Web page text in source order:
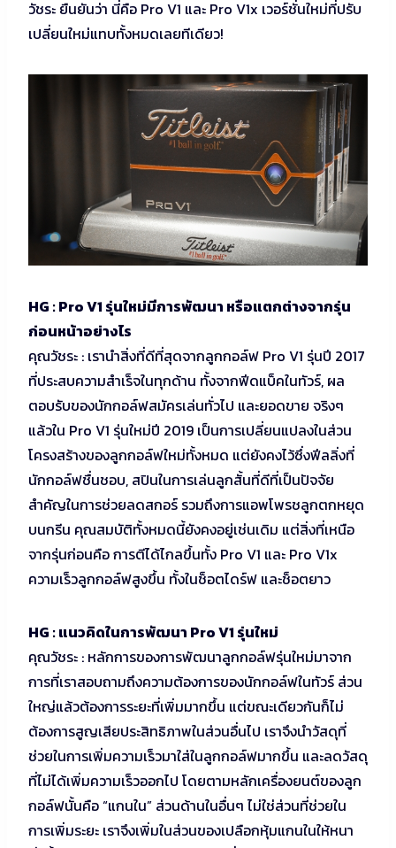
วัชระ ยืนยันว่า นี่คือ Pro V1 และ Pro V1x เวอร์ชั่นใหม่ที่ปรับ
เปลี่ยนใหม่แทบทั้งหมดเลยทีเดียว!
HG : Pro V1 รุ่นใหม่มีการพัฒนา หรือแตกต่างจากรุ่น
ก่อนหน้าอย่างไร
คุณวัชระ : เรานำสิ่งที่ดีที่สุดจากลูกกอล์ฟ Pro V1 รุ่นปี 2017
ที่ประสบความสำเร็จในทุกด้าน ทั้งจากฟีดแบ็คในทัวร์, ผล
ตอบรับของนักกอล์ฟสมัครเล่นทั่วไป และยอดขาย จริงๆ
แล้วใน Pro V1 รุ่นใหม่ปี 2019 เป็นการเปลี่ยนแปลงในส่วน
โครงสร้างของลูกกอล์ฟใหม่ทั้งหมด แต่ยังคงไว้ซึ่งฟีลลิ่งที่
นักกอล์ฟชื่นชอบ, สปินในการเล่นลูกสั้นที่ดีที่เป็นปัจจัย
สำคัญในการช่วยลดสกอร์ รวมถึงการแอพโพรชลูกตกหยุด
บนกรีน คุณสมบัติทั้งหมดนี้ยังคงอยู่เช่นเดิม แต่สิ่งที่เหนือ
จากรุ่นก่อนคือ การตีได้ไกลขึ้นทั้ง Pro V1 และ Pro V1x
ความเร็วลูกกอล์ฟสูงขึ้น ทั้งในช็อตไดร์ฟ และช็อตยาว
HG : แนวคิดในการพัฒนา Pro V1 รุ่นใหม่
คุณวัชระ : หลักการของการพัฒนาลูกกอล์ฟรุ่นใหม่มาจาก
การที่เราสอบถามถึงความต้องการของนักกอล์ฟในทัวร์ ส่วน
ใหญ่แล้วต้องการระยะที่เพิ่มมากขึ้น แต่ขณะเดียวกันก็ไม่
ต้องการสูญเสียประสิทธิภาพในส่วนอื่นไป เราจึงนำวัสดุที่
ช่วยในการเพิ่มความเร็วมาใส่ในลูกกอล์ฟมากขึ้น และลดวัสดุ
ที่ไม่ได้เพิ่มความเร็วออกไป โดยตามหลักเครื่องยนต์ของลูก
กอล์ฟนั้นคือ “แกนใน” ส่วนด้านในอื่นๆ ไม่ใช่ส่วนที่ช่วยใน
การเพิ่มระยะ เราจึงเพิ่มในส่วนของเปลือกหุ้มแกนในให้หนา